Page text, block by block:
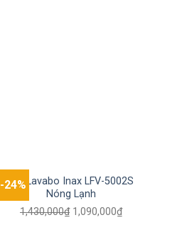
-24%
Vòi Lavabo Inax LFV-5002S
Nóng Lạnh
1,430,000₫ 1,090,000₫